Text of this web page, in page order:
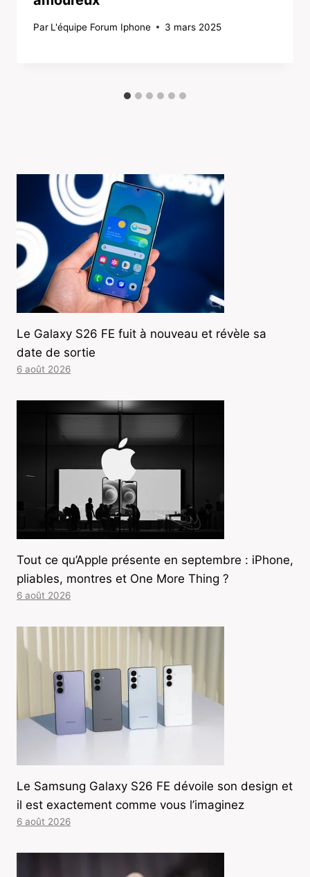
Par L'équipe Forum Iphone 3 mars 2025
Le Galaxy S26 FE fuit à nouveau et révèle sa
date de sortie
6 août 2026
Tout ce qu’Apple présente en septembre : iPhone,
pliables, montres et One More Thing ?
6 août 2026
Le Samsung Galaxy S26 FE dévoile son design et
il est exactement comme vous l’imaginez
6 août 2026